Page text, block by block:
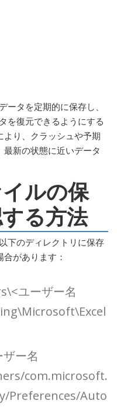
ータを定期的に保存し、
を復元できるようにする
り、クラッシュや予期
新の状態に近いデータ
ルの保
る方法
下のディレクトリに保存
があります：
ユーザー名
ー名
com.microsoft.
Preferences/Auto